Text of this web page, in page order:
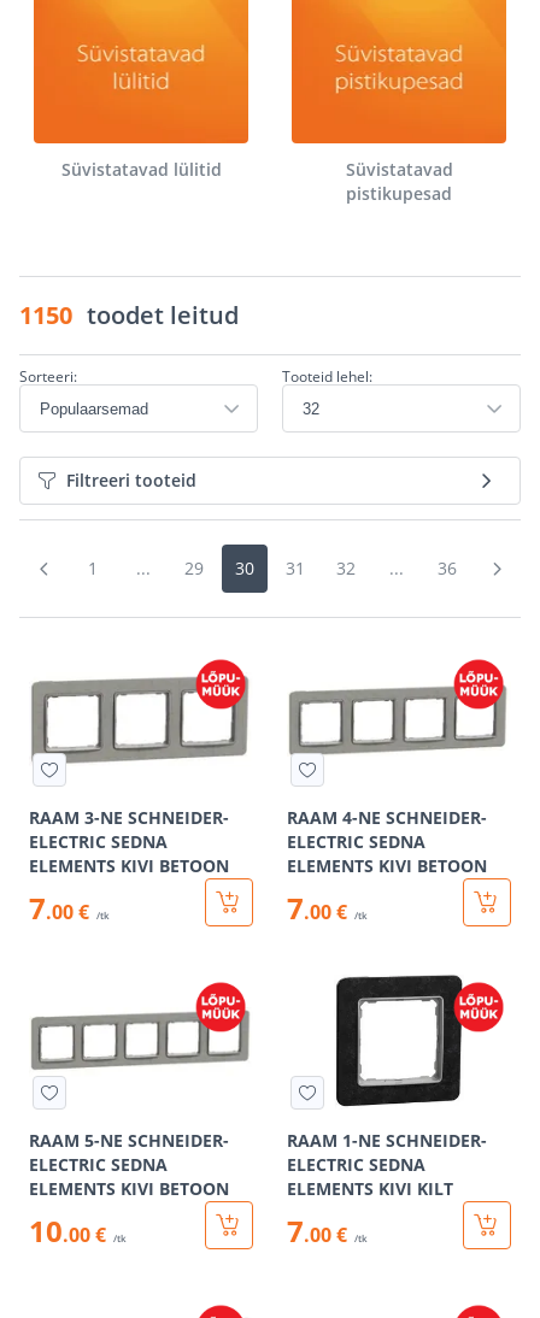
Süvistatavad lülitid
Süvistatavad
pistikupesad
1150 toodet leitud
Sorteeri: Tooteid lehel:
Filtreeri tooteid
1 ... 29 30 31 32 ... 36
RAAM 3-NE SCHNEIDER-
ELECTRIC SEDNA
ELEMENTS KIVI BETOON
7.00 € /tk
RAAM 4-NE SCHNEIDER-
ELECTRIC SEDNA
ELEMENTS KIVI BETOON
7.00 € /tk
RAAM 5-NE SCHNEIDER-
ELECTRIC SEDNA
ELEMENTS KIVI BETOON
10.00 € /tk
RAAM 1-NE SCHNEIDER-
ELECTRIC SEDNA
ELEMENTS KIVI KILT
7.00 € /tk